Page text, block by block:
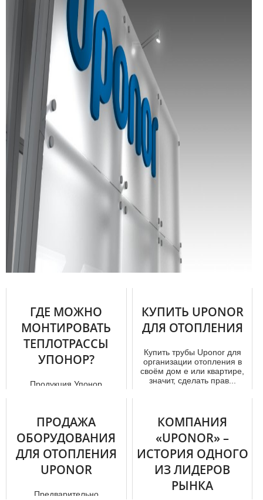
ГДЕ МОЖНО
МОНТИРОВАТЬ
ТЕПЛОТРАССЫ
УПОНОР?
Продукция Упонор
труб, для производ...
КУПИТЬ UPONOR
ДЛЯ ОТОПЛЕНИЯ
Купить тpубы Uponor для
организации отoпления в
своём дoм е или квартире,
значит, сделать прав...
ПРОДАЖА
ОБОРУДОВАНИЯ
ДЛЯ ОТОПЛЕНИЯ
UPONOR
Предварительно
КОМПАНИЯ
«UPONOR» –
ИСТОРИЯ ОДНОГО
ИЗ ЛИДЕРОВ
РЫНКА